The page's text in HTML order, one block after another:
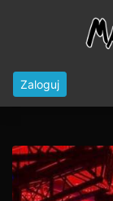
Zaloguj